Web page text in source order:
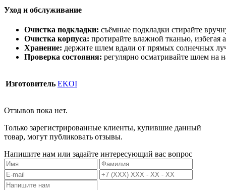
Уход и обслуживание
Очистка подкладки: съёмные подкладки стирайте
Очистка корпуса: протирайте влажной тканью, избегая
Хранение: держите шлем вдали от прямых солнечных
Проверка состояния: регулярно осматривайте шлем на
Изготовитель EKOI
Отзывов пока нет.
Только зарегистрированные клиенты, купившие данный
товар, могут публиковать отзывы.
Напишите нам или задайте интересующий вас вопрос